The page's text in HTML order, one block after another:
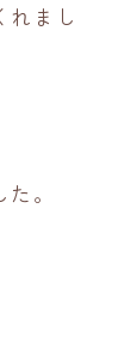
まし
。